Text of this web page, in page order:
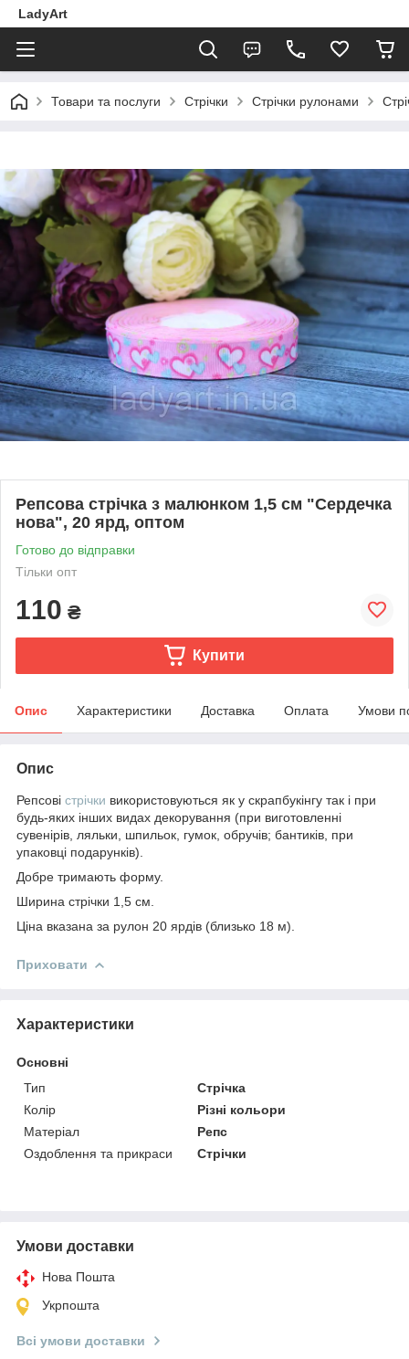
LadyArt
Товари та послуги Стрічки Стрічки рулонами
Репсова стрічка з малюнком 1,5 см "Сердечка
нова", 20 ярд, оптом
Готово до відправки
Тільки опт
110 ₴
Купити
Опис Характеристики Доставка Оплата Умови
Опис
Репсові стрічки використовуються як у скрапбукінгу так і при
будь-яких інших видах декорування (при виготовленні
сувенірів, ляльки, шпильок, гумок, обручів; бантиків, при
упаковці подарунків).
Добре тримають форму.
Ширина стрічки 1,5 см.
Ціна вказана за рулон 20 ярдів (близько 18 м).
Приховати
Характеристики
Основні
Тип
Стрічка
Колір
Різні кольори
Матеріал
Репс
Оздоблення та прикраси
Стрічки
Умови доставки
Нова Пошта
Укрпошта
Всі умови доставки